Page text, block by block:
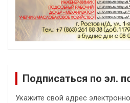
Подписаться по эл.
Укажите свой адрес